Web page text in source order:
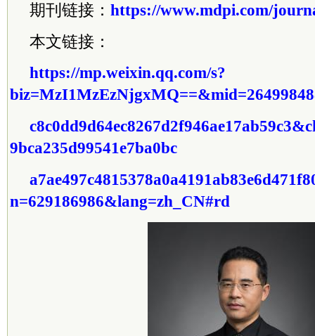
期刊链接： https://www.mdpi.com/
本文链接：
https://mp.weixin.qq.com/s?
9bca235d99541e7ba0bc
n=629186986&lang=zh_CN#rd